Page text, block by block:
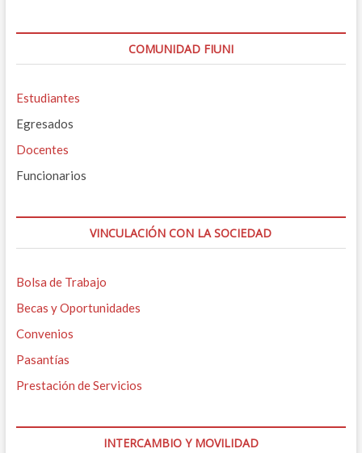
COMUNIDAD FIUNI
Estudiantes
Egresados
Docentes
Funcionarios
VINCULACIÓN CON LA SOCIEDAD
Bolsa de Trabajo
Becas y Oportunidades
Convenios
Pasantías
Prestación de Servicios
INTERCAMBIO Y MOVILIDAD